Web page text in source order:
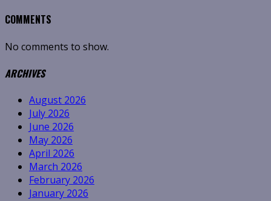
COMMENTS
No comments to show.
ARCHIVES
August 2026
July 2026
June 2026
May 2026
April 2026
March 2026
February 2026
January 2026